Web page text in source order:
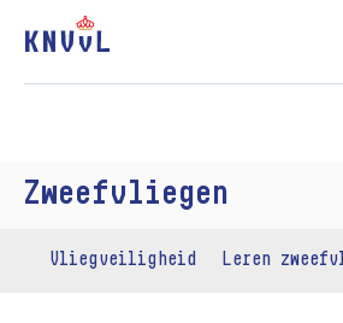
Zweefvliegen
Vliegveiligheid Leren